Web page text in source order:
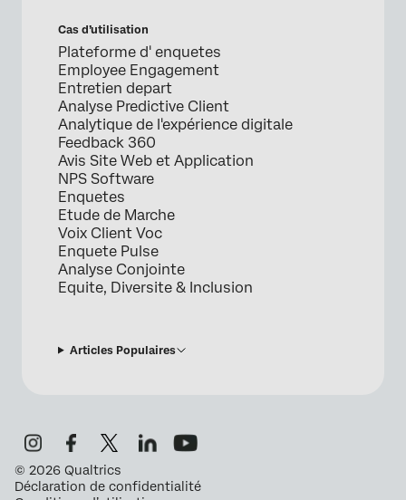
Cas d’utilisation
Plateforme d' enquetes
Employee Engagement
Entretien depart
Analyse Predictive Client
Analytique de l'expérience digitale
Feedback 360
Avis Site Web et Application
NPS Software
Enquetes
Etude de Marche
Voix Client Voc
Enquete Pulse
Analyse Conjointe
Equite, Diversite & Inclusion
Articles Populaires
© 2026 Qualtrics
Déclaration de confidentialité